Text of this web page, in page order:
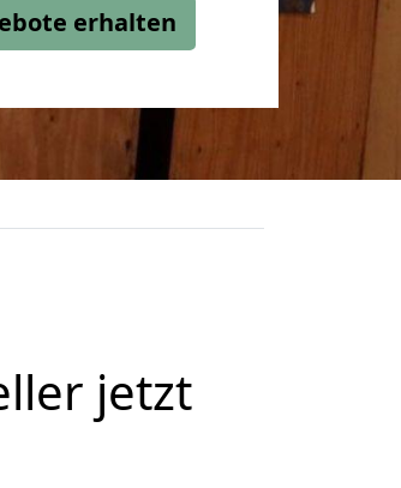
erhalten
jetzt